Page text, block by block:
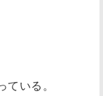
いる。